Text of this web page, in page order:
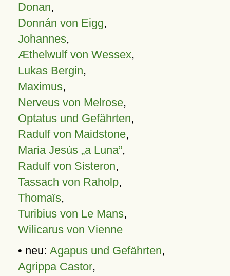
Donan,
Donnán von Eigg,
Johannes,
Æthelwulf von Wessex,
Lukas Bergin,
Maximus,
Nerveus von Melrose,
Optatus und Gefährten,
Radulf von Maidstone,
Maria Jesús „a Luna”,
Radulf von Sisteron,
Tassach von Raholp,
Thomaïs,
Turibius von Le Mans,
Wilicarus von Vienne
• neu: Agapus und Gefährten,
Agrippa Castor,